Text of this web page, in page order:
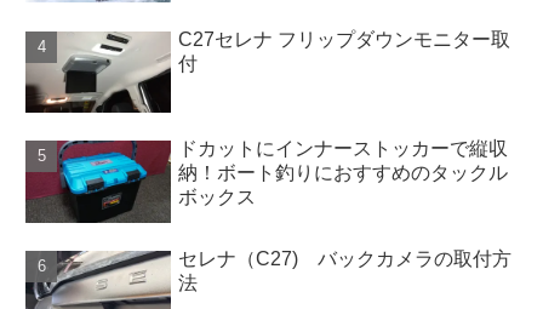
C27セレナ フリップダウンモニター取
付
ドカットにインナーストッカーで縦収
納！ボート釣りにおすすめのタックル
ボックス
セレナ（C27) バックカメラの取付方
法